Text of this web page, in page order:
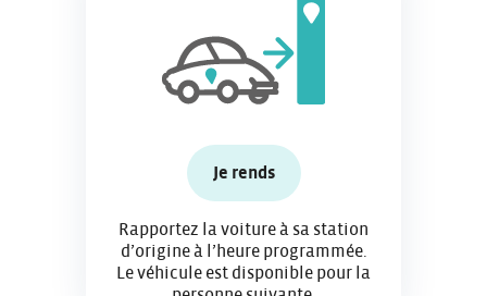
Je rends
Rapportez la voiture à sa station
d’origine à l’heure programmée.
Le véhicule est disponible pour la